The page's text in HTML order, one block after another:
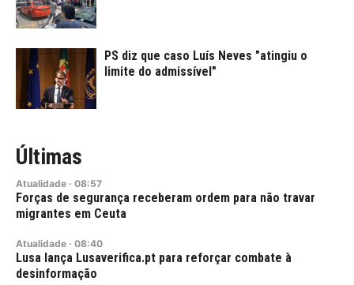
PS diz que caso Luís Neves "atingiu o
limite do admissível"
Últimas
Atualidade · 08:57
Forças de segurança receberam ordem para não travar
migrantes em Ceuta
Atualidade · 08:40
Lusa lança Lusaverifica.pt para reforçar combate à
desinformação